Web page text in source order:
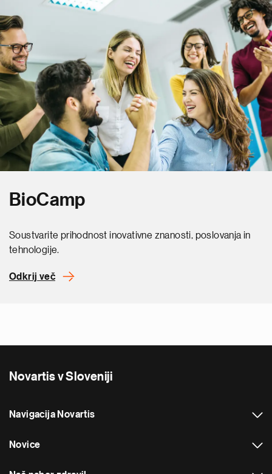
BioCamp
Soustvarite prihodnost inovativne znanosti, poslovanja in
tehnologije.
Odkrij več
Novartis v Sloveniji
Navigacija Novartis
Novice